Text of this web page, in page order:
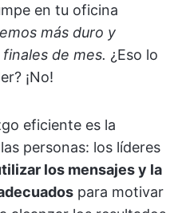
en tu oficina
más duro y
de mes. ¿Eso lo
¡No!
eficiente es la
personas: los líderes
los mensajes y la
para motivar